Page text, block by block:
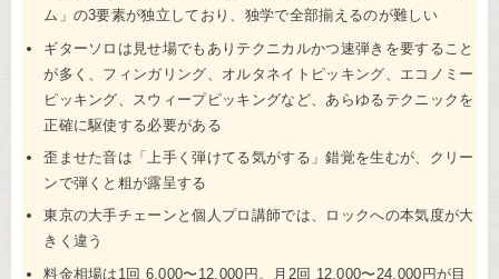
ム」の3要素が独立しており、独学で全部揃えるのが難しい
ギターソロは見せ場でもありテクニカルかつ速弾きを要すること
が多く、フィンガリング、オルタネイトピッキング、エコノミー
ピッキング、スウィープピッキングなど、あらゆるテクニックを
正確に駆使する必要がある
歪ませた音は「上手く弾けてる気がする」錯覚を生むが、クリー
ンで弾くと粗が露呈する
東京の大手チェーンと個人プロ講師では、ロックへの本気度が大
きく違う
料金相場は1回 6,000〜12,000円。月2回 12,000〜24,000円が目